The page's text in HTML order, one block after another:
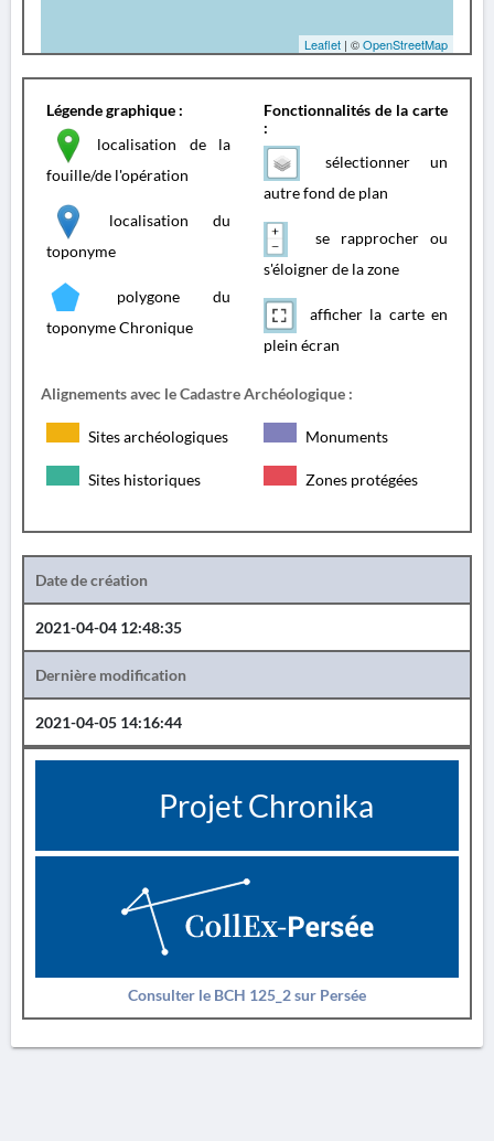
Leaflet | ©OpenStreetMap
Légende graphique :
localisation de la
fouille/de l'opération
localisation du
toponyme
polygone du
toponyme Chronique
Fonctionnalités de la carte
:
sélectionner un
autre fond de plan
se rapprocher ou
s'éloigner de la zone
afficher la carte en
plein écran
Alignements avec le Cadastre Archéologique :
Sites archéologiques Monuments
Sites historiques Zones protégées
Date de création
2021-04-04 12:48:35
Dernière modification
2021-04-05 14:16:44
Projet Chronika
Consulter le BCH 125_2 sur Persée